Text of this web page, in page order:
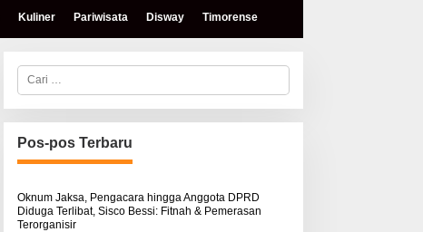
Kuliner Pariwisata Disway Timorense
Reses, Mokris Lay Salurkan
untuk Warga Airnona
Hukum Kasus Sebastian
Bokol Sarat Rekayasa
C
r
i
u
n
u
:
Pos-pos Terbaru
Oknum Jaksa, Pengacara hingga Anggota DPRD
Diduga Terlibat, Sisco Bessi: Fitnah & Pemerasan
Terorganisir